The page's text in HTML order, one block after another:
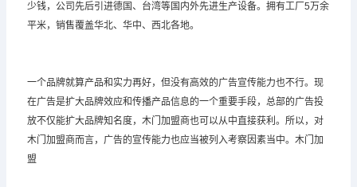
少钱，公司先后引进德国、台湾等国内外先进生产设备。拥有工厂5万余
平米，销售覆盖华北、华中、西北各地。
一个品牌就算产品和实力再好，但没有高效的广告宣传能力也不行。现
在广告是扩大品牌效应和传播产品信息的一个重要手段，总部的广告投
放不仅能扩大品牌知名度，木门加盟商也可以从中直接获利。所以，对
木门加盟商而言，广告的宣传能力也应当被列入考察因素当中。木门加
盟